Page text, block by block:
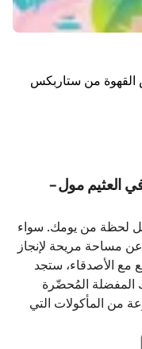
القهوة من ستاربكس
العثيم مول-
لحظة من يومك. سواء
مساحة مريحة لإنجاز
مع الأصدقاء، ستجد
المفضلة المُحضّرة
من المأكولات التي